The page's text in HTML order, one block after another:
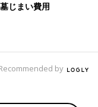
じまい費用
by